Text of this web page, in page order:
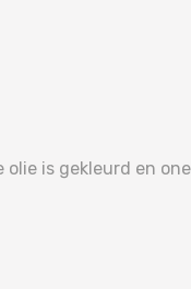
olie is gekleurd en